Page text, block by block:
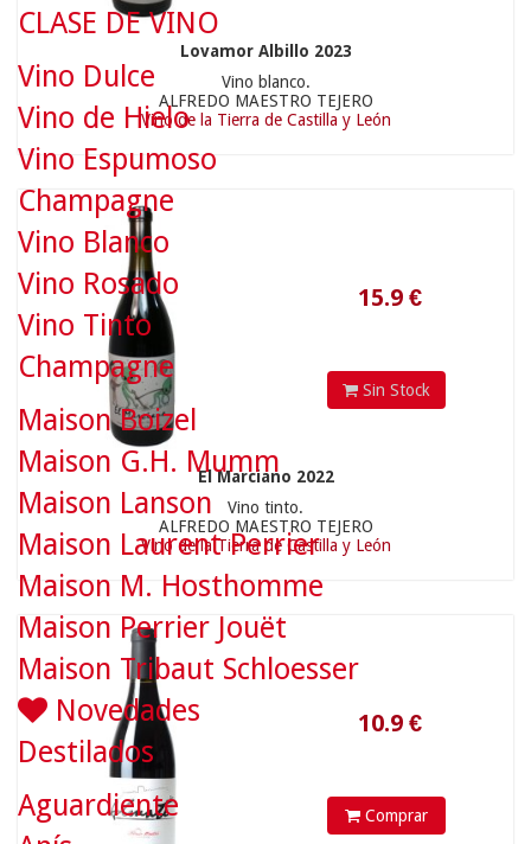
Lovamor Albillo 2023
Vino blanco.
ALFREDO MAESTRO TEJERO
Vino de la Tierra de Castilla y León
15.9
Sin Stock
El Marciano 2022
Vino tinto.
ALFREDO MAESTRO TEJERO
Vino de la Tierra de Castilla y León
Comprar
15.9€
CLASE DE VINO
Vino Dulce
Vino de Hielo
Vino Espumoso
Champagne
Vino Blanco
Vino Rosado
Vino Tinto
Champagne
Maison Boizel
Maison G.H. Mumm
Maison Lanson
Maison Laurent Perrier
Maison M. Hosthomme
Maison Perrier Jouët
Maison Tribaut Schloesser
Novedades
Destilados
Aguardiente